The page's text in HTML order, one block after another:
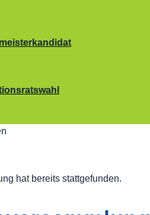
hat bereits stattgefunden.